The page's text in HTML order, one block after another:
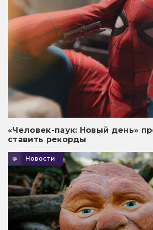
«Человек-паук: Новый день»
ставить рекорды
Новости